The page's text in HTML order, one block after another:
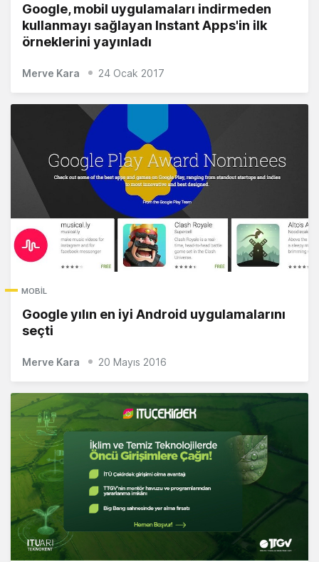
Google, mobil uygulamaları indirmeden
kullanmayı sağlayan Instant Apps'in ilk
örneklerini yayınladı
Merve Kara 24 Ocak 2017
MOBIL
Google yılın en iyi Android uygulamalarını
seçti
Merve Kara 20 Mayıs 2016